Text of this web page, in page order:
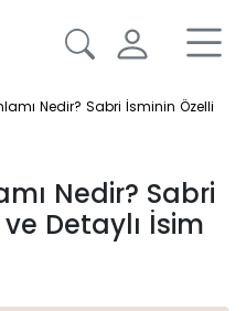
Nedir? Sabri İsminin Özellikleri
Nedir? Sabri
Detaylı İsim